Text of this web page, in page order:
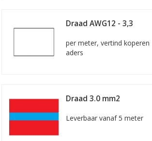
Draad AWG12 - 3,3
per meter, vertind koperen
aders
Draad 3.0 mm2
Leverbaar vanaf 5 meter